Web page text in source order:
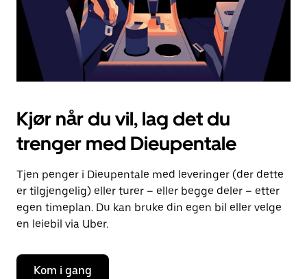
Kjør når du vil, lag det du
trenger med Dieupentale
Tjen penger i Dieupentale med leveringer (der dette
er tilgjengelig) eller turer – eller begge deler – etter
egen timeplan. Du kan bruke din egen bil eller velge
en leiebil via Uber.
Kom i gang